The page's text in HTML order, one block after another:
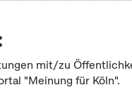
mit/zu
"Meinung für Köln".